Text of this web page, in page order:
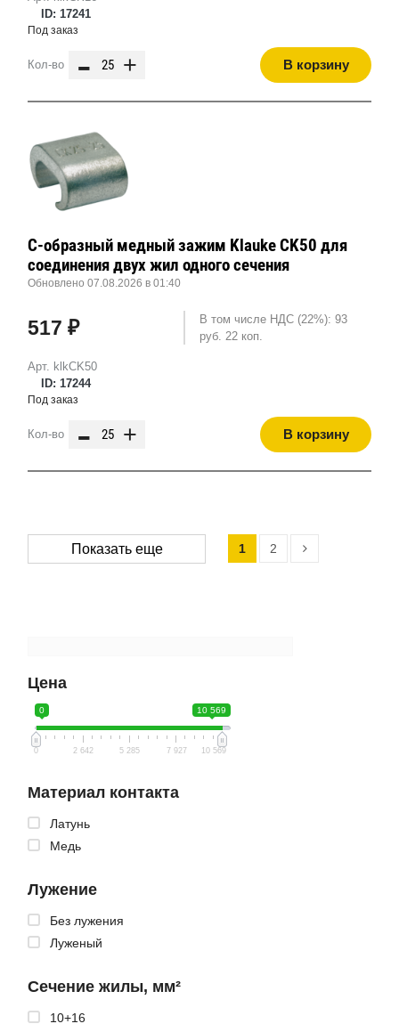
Цена
0 10 569
0 2 642 5 285 7 927 10 569
Материал контакта
Латунь
Медь
Лужение
Без лужения
Луженый
Сечение жилы, мм²
10+16
ID: 17241
Под заказ
Кол-во - + В корзину
Арт. klkCK50
ID: 17244
С-образный медный зажим Klauke CK50 для
соединения двух жил одного сечения
Обновлено 07.08.2026 в 01:40
517 ₽
В том числе НДС (22%): 93
руб. 22 коп.
Под заказ
Кол-во - + В корзину
Показать еще 1 2